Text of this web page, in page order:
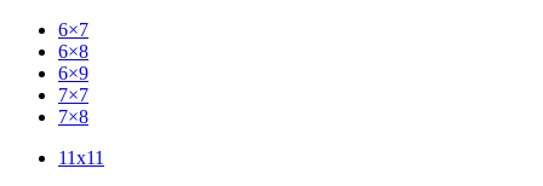
6×7
6×8
6×9
7×7
7×8
11x11